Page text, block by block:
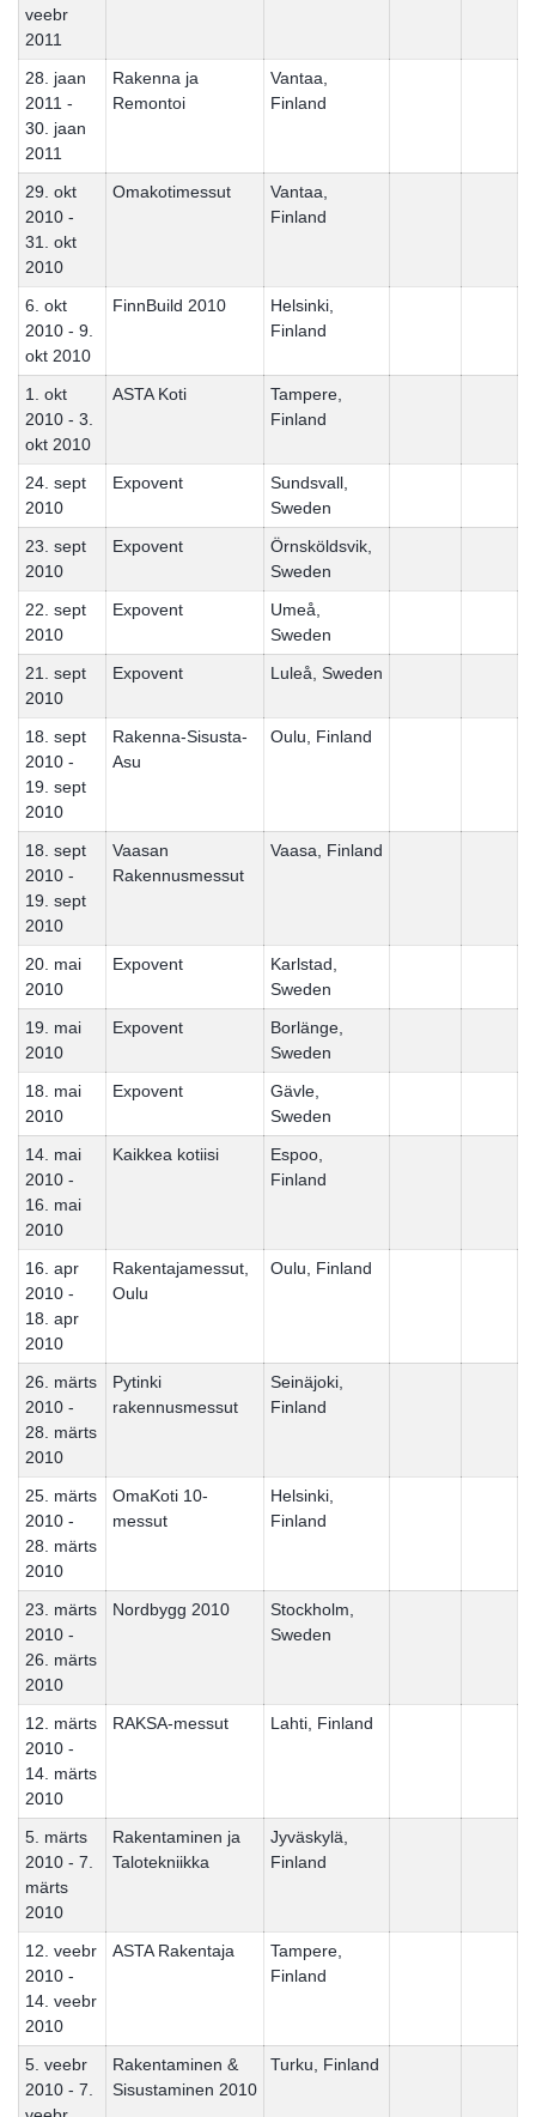
veebr
2011
28. jaan
2011 -
30. jaan
2011
Rakenna ja
Remontoi
Vantaa,
Finland
29. okt
2010 -
31. okt
2010
Omakotimessut
Vantaa,
Finland
6. okt
2010 - 9.
okt 2010
FinnBuild 2010
Helsinki,
Finland
1. okt
2010 - 3.
okt 2010
ASTA Koti
Tampere,
Finland
24. sept
2010
Expovent
Sundsvall,
Sweden
23. sept
2010
Expovent
Örnsköldsvik,
Sweden
22. sept
2010
Expovent
Umeå,
Sweden
21. sept
2010
Expovent Luleå, Sweden
18. sept
2010 -
19. sept
2010
Rakenna-Sisusta-
Asu
Oulu, Finland
18. sept
2010 -
19. sept
2010
Vaasan
Rakennusmessut
Vaasa, Finland
20. mai
2010
Expovent
Karlstad,
Sweden
19. mai
2010
Expovent
Borlänge,
Sweden
18. mai
2010
Expovent
Gävle,
Sweden
14. mai
2010 -
16. mai
2010
Kaikkea kotiisi
Espoo,
Finland
16. apr
2010 -
18. apr
2010
Rakentajamessut,
Oulu
Oulu, Finland
26. märts
2010 -
28. märts
2010
Pytinki
rakennusmessut
Seinäjoki,
Finland
25. märts
2010 -
28. märts
2010
OmaKoti 10-
messut
Helsinki,
Finland
23. märts
2010 -
26. märts
2010
Nordbygg 2010
Stockholm,
Sweden
12. märts
2010 -
14. märts
2010
RAKSA-messut Lahti, Finland
5. märts
2010 - 7.
märts
2010
Rakentaminen ja
Talotekniikka
Jyväskylä,
Finland
12. veebr
2010 -
14. veebr
2010
ASTA Rakentaja
Tampere,
Finland
5. veebr
2010 - 7.
Rakentaminen &
Sisustaminen 2010
Turku, Finland